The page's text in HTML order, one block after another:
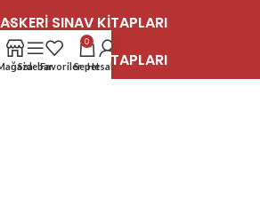
ASKERI SINAV KITAPLARI
ASKERI SINAV KITAPLARI
SidebarFavoriler
0
SepetHesabım